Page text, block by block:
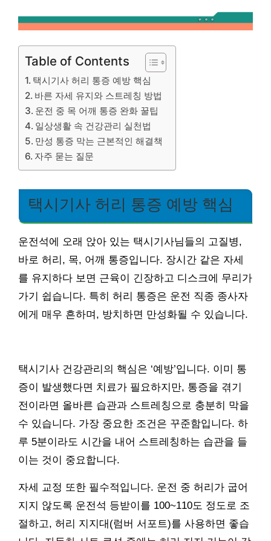
Table of Contents
택시기사 허리 통증 예방 핵심
바른 자세 유지와 스트레칭 방법
운전 중 목 어깨 통증 완화 꿀팁
일상생활 속 건강관리 실천법
만성 통증 막는 근본적인 해결책
자주 묻는 질문
택시기사 허리 통증 예방 핵심
운전석에 오래 앉아 있는 택시기사님들의 고질병,
바로 허리, 목, 어깨 통증입니다. 장시간 같은 자세
를 유지하다 보면 근육이 긴장하고 디스크에 무리가
가기 쉽습니다. 특히 허리 통증은 운전 직종 종사자
에게 매우 흔하며, 방치하면 만성화될 수 있습니다.
택시기사 건강관리의 핵심은 ‘예방’입니다. 이미 통
증이 발생했다면 치료가 필요하지만, 통증을 겪기
전이라면 올바른 습관과 스트레칭으로 충분히 막을
수 있습니다. 가장 중요한 조건은 꾸준함입니다. 하
루 5분이라도 시간을 내어 스트레칭하는 습관을 들
이는 것이 중요합니다.
자세 교정 또한 필수적입니다. 운전 중 허리가 굽어
지지 않도록 운전석 등받이를 100~110도 정도로 조
절하고, 허리 지지대(럼버 서포트)를 사용하면 좋습